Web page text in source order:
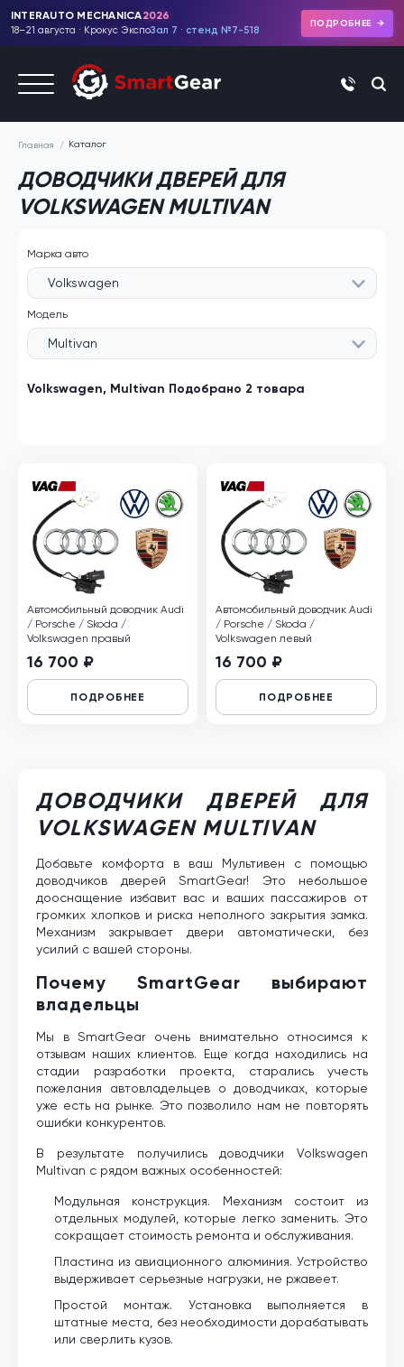
INTERAUTO MECHANICA2026
18–21 августа · Крокус ЭкспоЗал 7 · стенд №7-518
ПОДРОБНЕЕ
+7 (495)
Главная Каталог
ДОВОДЧИКИ ДВЕРЕЙ ДЛЯ
VOLKSWAGEN MULTIVAN
Марка авто
Volkswagen
Модель
Multivan
Volkswagen, Multivan Подобрано 2 товара
Автомобильный доводчик Audi
/ Porsche / Skoda /
Volkswagen правый
16 700 ₽
ПОДРОБНЕЕ
Автомобильный доводчик Audi
/ Porsche / Skoda /
Volkswagen левый
16 700 ₽
ПОДРОБНЕЕ
ДОВОДЧИКИ ДВЕРЕЙ ДЛЯ
VOLKSWAGEN MULTIVAN
Добавьте комфорта в ваш Мультивен с помощью
доводчиков дверей SmartGear! Это небольшое
дооснащение избавит вас и ваших пассажиров от
громких хлопков и риска неполного закрытия замка.
Механизм закрывает двери автоматически, без
усилий с вашей стороны.
Почему SmartGear выбирают
владельцы
Мы в SmartGear очень внимательно относимся к
отзывам наших клиентов. Еще когда находились на
стадии разработки проекта, старались учесть
пожелания автовладельцев о доводчиках, которые
уже есть на рынке. Это позволило нам не повторять
ошибки конкурентов.
В результате получились доводчики Volkswagen
Multivan с рядом важных особенностей:
Модульная конструкция. Механизм состоит из
отдельных модулей, которые легко заменить. Это
сокращает стоимость ремонта и обслуживания.
Пластина из авиационного алюминия. Устройство
выдерживает серьезные нагрузки, не ржавеет.
Простой монтаж. Установка выполняется в
штатные места, без необходимости дорабатывать
или сверлить кузов.